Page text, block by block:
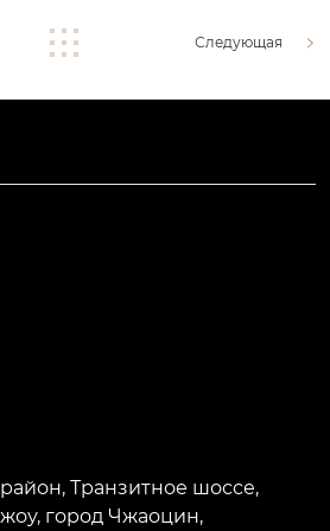
Следующая
Транзитное шоссе,
город Чжаоцин,